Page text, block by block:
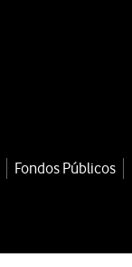
Fondos Públicos